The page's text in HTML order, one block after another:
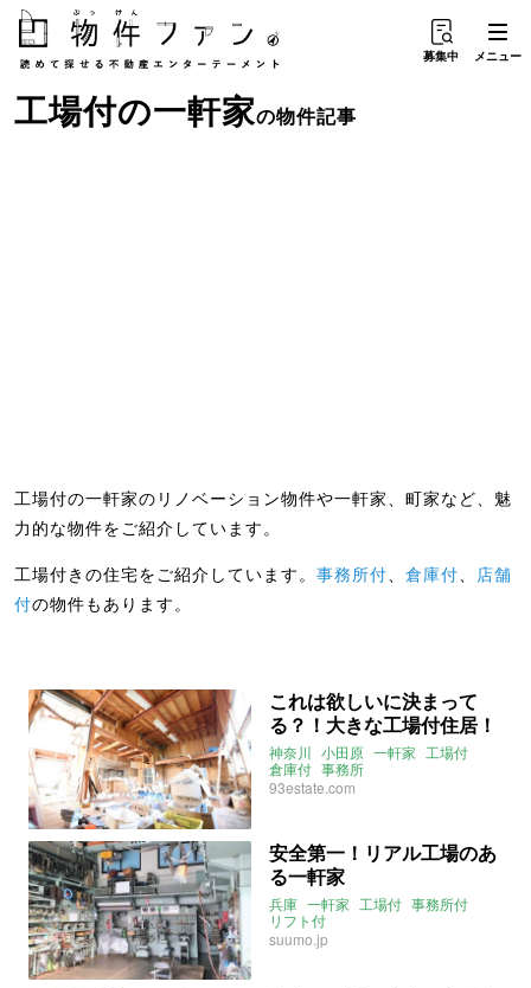
募集中 メニュー
工場付の一軒家の物件記事
工場付の一軒家のリノベーション物件や一軒家、町家など、魅
力的な物件をご紹介しています。
工場付きの住宅をご紹介しています。 事務所付、 倉庫付、 店舗
付の物件もあります。
これは欲しいに決まって
る？！大きな工場付住居！
神奈川 小田原 一軒家 工場付
倉庫付 事務所
93estate.com
安全第一！リアル工場のあ
る一軒家
兵庫 一軒家 工場付 事務所付
リフト付
suumo.jp